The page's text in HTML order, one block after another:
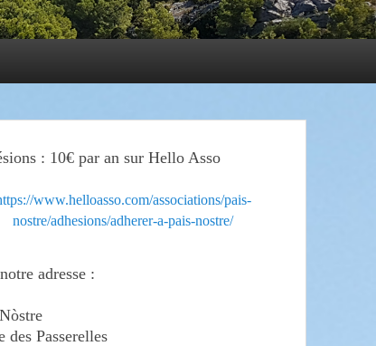
: 10€ par an sur Hello Asso
www.helloasso.com/associations/pais-
nostre/adhesions/adherer-a-pais-nostre/
adresse :
des Passerelles